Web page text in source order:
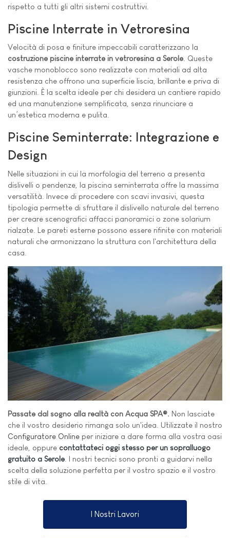
rispetto a tutti gli altri sistemi costruttivi.
Piscine Interrate in Vetroresina
Velocità di posa e finiture impeccabili caratterizzano la
costruzione piscine interrate in vetroresina a Serole. Queste
vasche monoblocco sono realizzate con materiali ad alta
resistenza che offrono una superficie liscia, brillante e priva di
giunzioni. È la scelta ideale per chi desidera un cantiere rapido
ed una manutenzione semplificata, senza rinunciare a
un’estetica moderna e pulita.
Piscine Seminterrate: Integrazione e
Design
Nelle situazioni in cui la morfologia del terreno a presenta
dislivelli o pendenze, la piscina seminterrata offre la massima
versatilità. Invece di procedere con scavi invasivi, questa
tipologia permette di sfruttare il dislivello naturale del terreno
per creare scenografici affacci panoramici o zone solarium
rialzate. Le pareti esterne possono essere rifinite con materiali
naturali che armonizzano la struttura con l'architettura della
casa.
Passate dal sogno alla realtà con Acqua SPA®. Non lasciate
che il vostro desiderio rimanga solo un'idea. Utilizzate il nostro
Configuratore Online per iniziare a dare forma alla vostra oasi
ideale, oppure contattateci oggi stesso per un sopralluogo
gratuito a Serole . I nostri tecnici sono pronti a guidarvi nella
scelta della soluzione perfetta per il vostro spazio e il vostro
stile di vita.
I Nostri Lavori